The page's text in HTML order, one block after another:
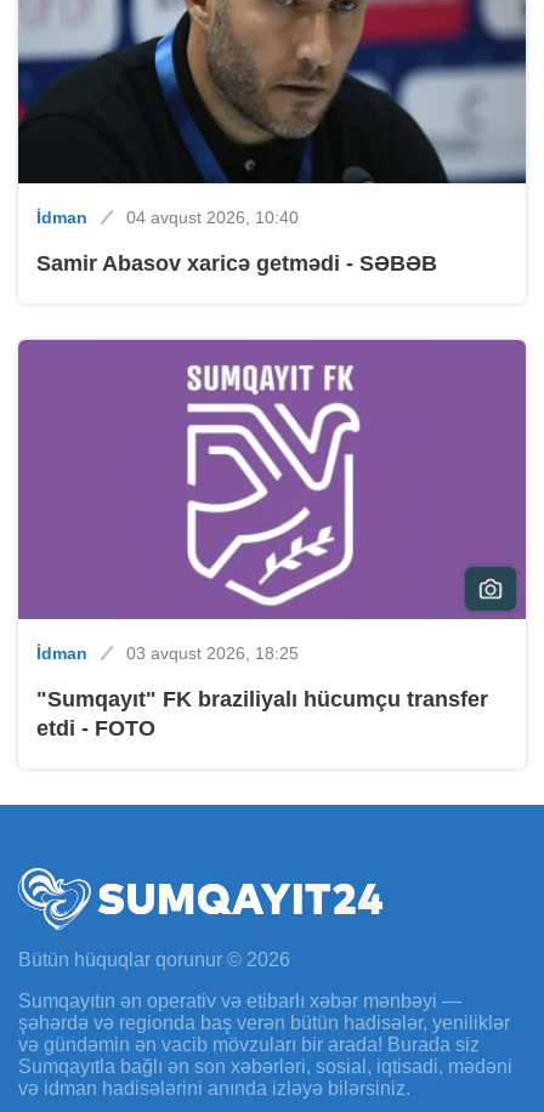
İdman 04 avqust 2026, 10:40
Samir Abasov xaricə getmədi - SƏBƏB
İdman 03 avqust 2026, 18:25
"Sumqayıt" FK braziliyalı hücumçu transfer
etdi - FOTO
Bütün hüquqlar qorunur © 2026
Sumqayıtın ən operativ və etibarlı xəbər mənbəyi —
şəhərdə və regionda baş verən bütün hadisələr, yeniliklər
və gündəmin ən vacib mövzuları bir arada! Burada siz
Sumqayıtla bağlı ən son xəbərləri, sosial, iqtisadi, mədəni
və idman hadisələrini anında izləyə bilərsiniz.